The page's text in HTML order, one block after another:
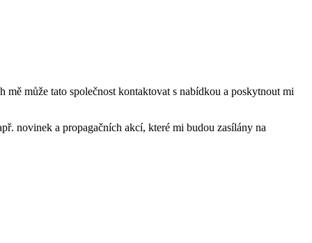
může tato společnost kontaktovat s nabídkou a poskytnout mi
novinek a propagačních akcí, které mi budou zasílány na